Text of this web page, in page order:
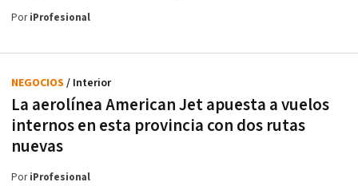
PoriProfesional
La aerolínea American Jet apuesta a vuelos
internos en esta provincia con dos rutas
nuevas
NEGOCIOS / Interior
PoriProfesional